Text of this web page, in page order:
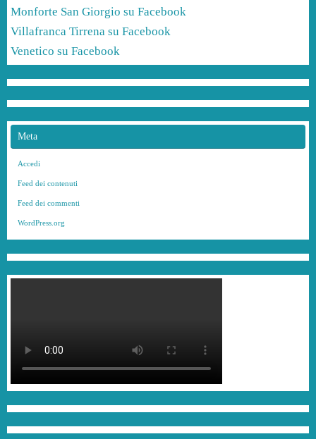
Monforte San Giorgio su Facebook
Villafranca Tirrena su Facebook
Venetico su Facebook
Meta
Accedi
Feed dei contenuti
Feed dei commenti
WordPress.org